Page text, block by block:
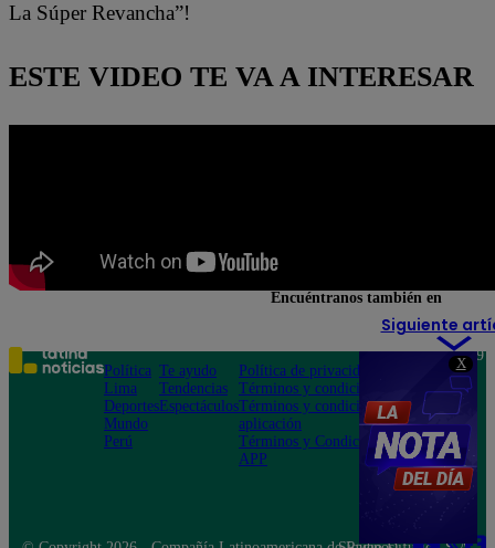
X
La Súper Revancha”!
ESTE VIDEO TE VA A INTERESAR
Siguiente
Encuéntranos también en
Política
Lima
Deportes
Mundo
Perú
Te ayudo
Tendencias
Espectáculos
Política de privacidad
Términos y condiciones
Términos y condiciones
aplicación
Términos y Condiciones
APP
Teléfono: 219
Av. San
Felipe 968
Jesús María